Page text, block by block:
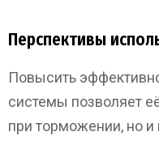
Перспективы
Повысить
системы позволяет
при торможении, но